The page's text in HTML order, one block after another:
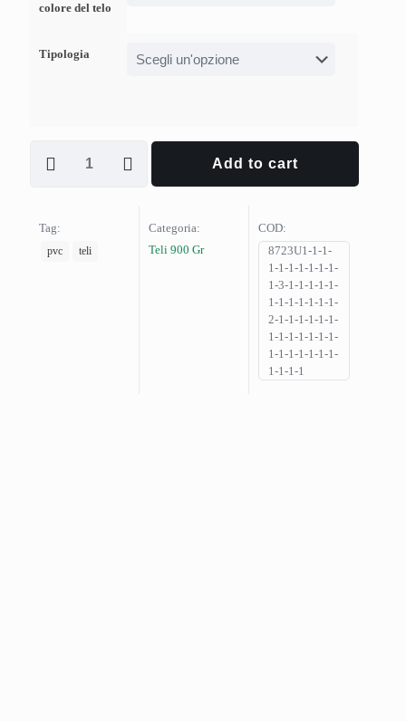
colore del telo
Tipologia
Add to cart
Tag:
pvc teli
Categoria:
Teli 900 Gr
COD:
8723U1-1-1-
1-1-1-1-1-1-1-
1-3-1-1-1-1-1-
1-1-1-1-1-1-1-
2-1-1-1-1-1-1-
1-1-1-1-1-1-1-
1-1-1-1-1-1-1-
1-1-1-1